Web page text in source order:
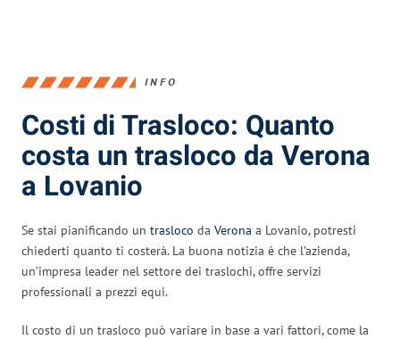
INFO
Costi di Trasloco: Quanto
costa un trasloco da Verona
a Lovanio
Se stai pianificando un trasloco da Verona a Lovanio, potresti
chiederti quanto ti costerà. La buona notizia è che l’azienda,
un’impresa leader nel settore dei traslochi, offre servizi
professionali a prezzi equi.
Il costo di un trasloco può variare in base a vari fattori, come la